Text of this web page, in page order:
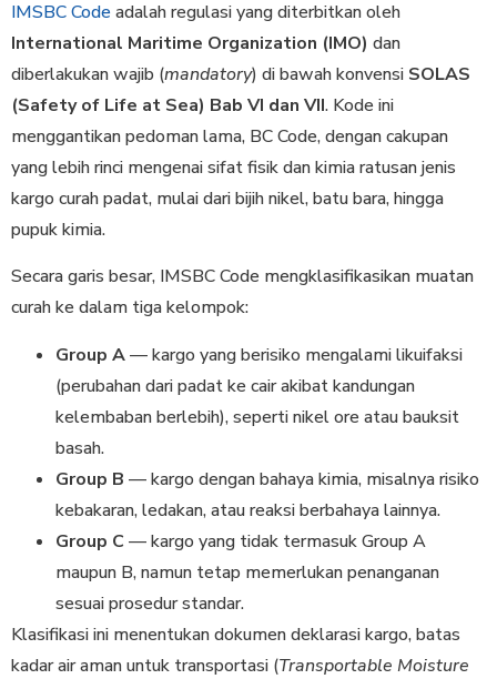
IMSBC Codeadalah regulasi yang diterbitkan oleh
International Maritime Organization (IMO) dan
diberlakukan wajib (mandatory) di bawah konvensi SOLAS
(Safety of Life at Sea) Bab VI dan VII. Kode ini
menggantikan pedoman lama, BC Code, dengan cakupan
yang lebih rinci mengenai sifat fisik dan kimia ratusan jenis
kargo curah padat, mulai dari bijih nikel, batu bara, hingga
pupuk kimia.
Secara garis besar, IMSBC Code mengklasifikasikan muatan
curah ke dalam tiga kelompok:
Group A— kargo yang berisiko mengalami likuifaksi
(perubahan dari padat ke cair akibat kandungan
kelembaban berlebih), seperti nikel ore atau bauksit
basah.
Group B — kargo dengan bahaya kimia, misalnya risiko
kebakaran, ledakan, atau reaksi berbahaya lainnya.
Group C — kargo yang tidak termasuk Group A
maupun B, namun tetap memerlukan penanganan
sesuai prosedur standar.
Klasifikasi ini menentukan dokumen deklarasi kargo, batas
kadar air aman untuk transportasi (Transportable Moisture